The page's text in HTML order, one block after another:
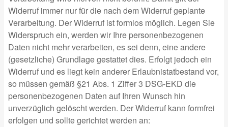
Widerruf immer nur für die nach dem Widerruf geplante
Verarbeitung. Der Widerruf ist formlos möglich. Legen Sie
Widerspruch ein, werden wir Ihre personenbezogenen
Daten nicht mehr verarbeiten, es sei denn, eine andere
(gesetzliche) Grundlage gestattet dies. Erfolgt jedoch ein
Widerruf und es liegt kein anderer Erlaubnistatbestand vor,
so müssen gemäß §21 Abs. 1 Ziffer 3 DSG-EKD die
personenbezogenen Daten auf Ihren Wunsch hin
unverzüglich gelöscht werden. Der Widerruf kann formfrei
erfolgen und sollte gerichtet werden an: